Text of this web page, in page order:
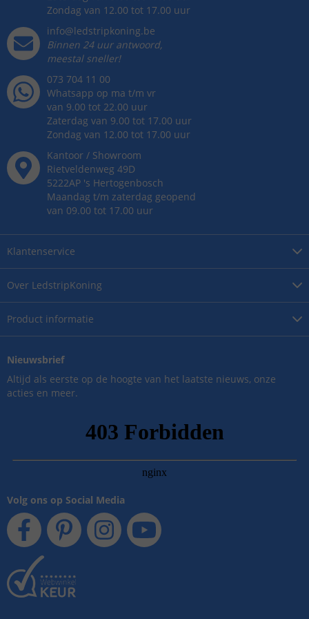
Over LedstripKoning
Product informatie
Klantenservice
Zondag van 12.00 tot 17.00 uur
info@ledstripkoning.be
Binnen 24 uur antwoord,
meestal sneller!
073 704 11 00
Whatsapp op ma t/m vr
van 9.00 tot 22.00 uur
Zaterdag van 9.00 tot 17.00 uur
Zondag van 12.00 tot 17.00 uur
Kantoor / Showroom
Rietveldenweg 49D
5222AP 's Hertogenbosch
Maandag t/m zaterdag geopend
van 09.00 tot 17.00 uur
Nieuwsbrief
Altijd als eerste op de hoogte van het laatste nieuws, onze
acties en meer.
Volg ons op Social Media